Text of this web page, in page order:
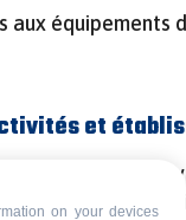
équipements
et
une école,
équipement
on your devices